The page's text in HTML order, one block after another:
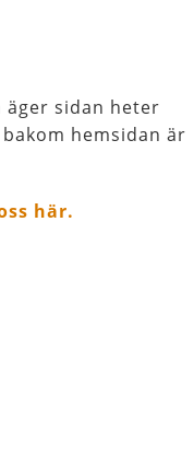
äger sidan heter
hemsidan är
här.